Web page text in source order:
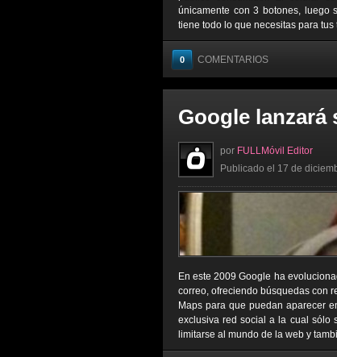
únicamente con 3 botones, luego
tiene todo lo que necesitas para
0 COMENTARIOS
Google
por FULLMóvil Editor
Publicado el 17 de
En este 2009 Google ha
correo, ofreciendo búsquedas con
Maps para que puedan aparecer
exclusiva red social a la cual sólo
limitarse al mundo de la web y